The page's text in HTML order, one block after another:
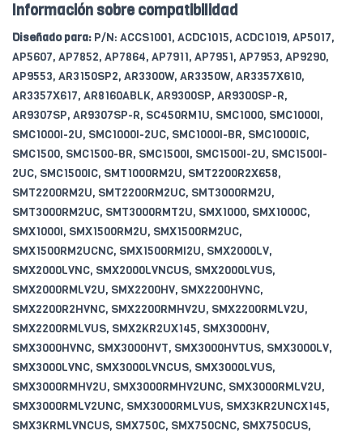
Información sobre compatibilidad
Diseñado para: P/N: ACCS1001, ACDC1015, ACDC1019, AP5017,
AP5607, AP7852, AP7864, AP7911, AP7951, AP7953, AP9290,
AP9553, AR3150SP2, AR3300W, AR3350W, AR3357X610,
AR3357X617, AR8160ABLK, AR9300SP, AR9300SP-R,
AR9307SP, AR9307SP-R, SC450RM1U, SMC1000, SMC1000I,
SMC1000I-2U, SMC1000I-2UC, SMC1000I-BR, SMC1000IC,
SMC1500, SMC1500-BR, SMC1500I, SMC1500I-2U, SMC1500I-
2UC, SMC1500IC, SMT1000RM2U, SMT2200R2X658,
SMT2200RM2U, SMT2200RM2UC, SMT3000RM2U,
SMT3000RM2UC, SMT3000RMT2U, SMX1000, SMX1000C,
SMX1000I, SMX1500RM2U, SMX1500RM2UC,
SMX1500RM2UCNC, SMX1500RMI2U, SMX2000LV,
SMX2000LVNC, SMX2000LVNCUS, SMX2000LVUS,
SMX2000RMLV2U, SMX2200HV, SMX2200HVNC,
SMX2200R2HVNC, SMX2200RMHV2U, SMX2200RMLV2U,
SMX2200RMLVUS, SMX2KR2UX145, SMX3000HV,
SMX3000HVNC, SMX3000HVT, SMX3000HVTUS, SMX3000LV,
SMX3000LVNC, SMX3000LVNCUS, SMX3000LVUS,
SMX3000RMHV2U, SMX3000RMHV2UNC, SMX3000RMLV2U,
SMX3000RMLV2UNC, SMX3000RMLVUS, SMX3KR2UNCX145,
SMX3KRMLVNCUS, SMX750C, SMX750CNC, SMX750CUS,